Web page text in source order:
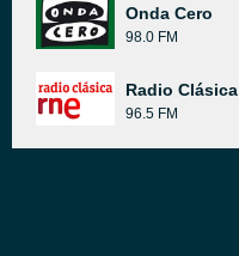
Onda Cero
98.0 FM
Radio Clásica
96.5 FM